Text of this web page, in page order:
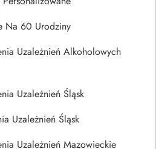
Na 60 Urodziny
Uzależnień Alkoholowych
Uzależnień Śląsk
Uzależnień Śląsk
Uzależnień Mazowieckie